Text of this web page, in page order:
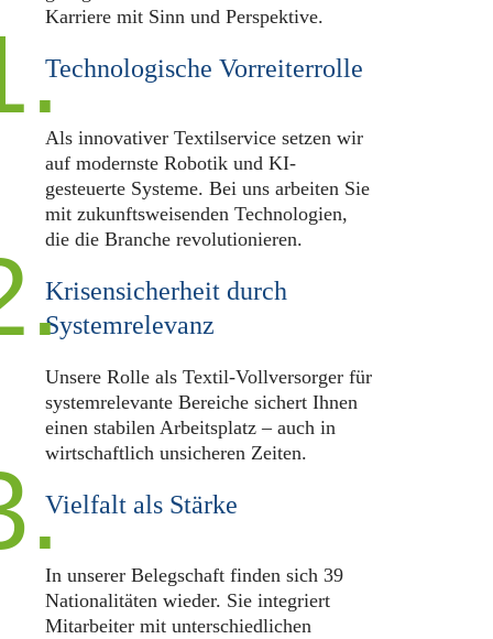
Karriere mit Sinn und Perspektive.
Technologische Vorreiterrolle
Als innovativer Textilservice setzen wir
auf modernste Robotik und KI-
gesteuerte Systeme. Bei uns arbeiten Sie
mit zukunftsweisenden Technologien,
die die Branche revolutionieren.
Krisensicherheit durch
Systemrelevanz
Unsere Rolle als Textil-Vollversorger für
systemrelevante Bereiche sichert Ihnen
einen stabilen Arbeitsplatz – auch in
wirtschaftlich unsicheren Zeiten.
Vielfalt als Stärke
In unserer Belegschaft finden sich 39
Nationalitäten wieder. Sie integriert
Mitarbeiter mit unterschiedlichen